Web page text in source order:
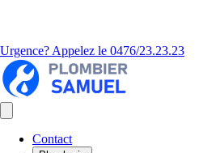
Urgence? Appelez le 0476/23.23.23
Contact